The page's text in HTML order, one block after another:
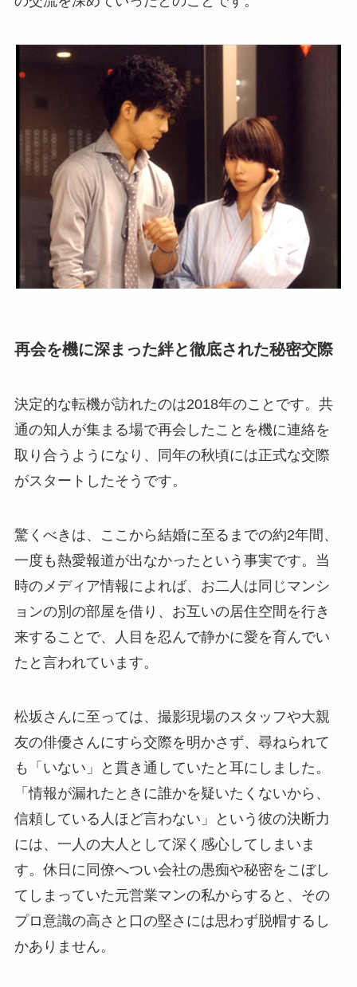
再会を機に深まった絆と徹底された秘密交際
決定的な転機が訪れたのは2018年のことです。共
通の知人が集まる場で再会したことを機に連絡を
取り合うようになり、同年の秋頃には正式な交際
がスタートしたそうです。
驚くべきは、ここから結婚に至るまでの約2年間、
一度も熱愛報道が出なかったという事実です。当
時のメディア情報によれば、お二人は同じマンシ
ョンの別の部屋を借り、お互いの居住空間を行き
来することで、人目を忍んで静かに愛を育んでい
たと言われています。
松坂さんに至っては、撮影現場のスタッフや大親
友の俳優さんにすら交際を明かさず、尋ねられて
も「いない」と貫き通していたと耳にしました。
「情報が漏れたときに誰かを疑いたくないから、
信頼している人ほど言わない」という彼の決断力
には、一人の大人として深く感心してしまいま
す。休日に同僚へつい会社の愚痴や秘密をこぼし
てしまっていた元営業マンの私からすると、その
プロ意識の高さと口の堅さには思わず脱帽するし
かありません。